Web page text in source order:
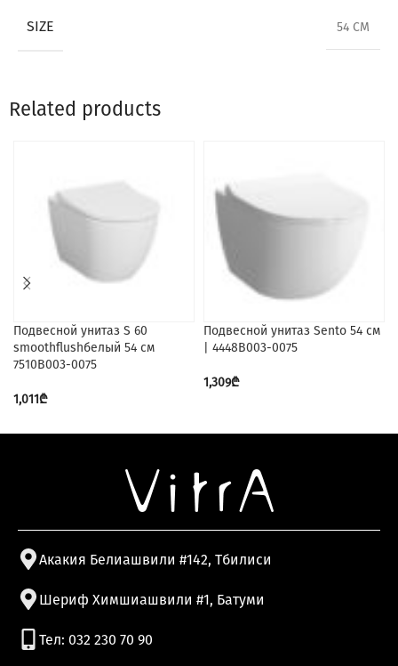
SIZE 54 CM
Related products
Подвесной унитаз S 60
smoothflushбелый 54 см
7510B003-0075
1,011₾
Подвесной унитаз Sento 54 см
| 4448B003-0075
1,309₾
Акакия Белиашвили #142, Тбилиси
Шериф Химшиашвили #1, Батуми
Тел: 032 230 70 90